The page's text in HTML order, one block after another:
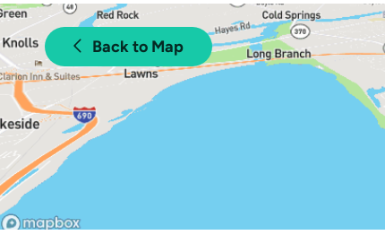
Back to Map